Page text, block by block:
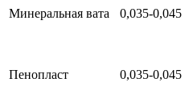
Минеральная вата 0,035-0,045
Пенопласт 0,035-0,045